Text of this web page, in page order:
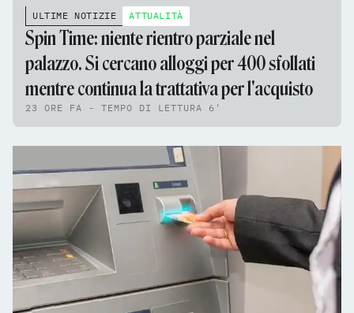
ULTIME NOTIZIE ATTUALITÀ
Spin Time: niente rientro parziale nel
palazzo. Si cercano alloggi per 400 sfollati
mentre continua la trattativa per l'acquisto
23 ORE FA - TEMPO DI LETTURA 6'